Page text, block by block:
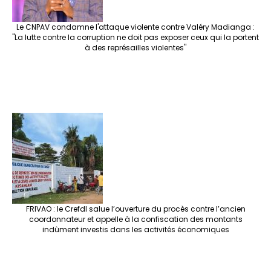
Le CNPAV condamne l'attaque violente contre Valéry Madianga :
"La lutte contre la corruption ne doit pas exposer ceux qui la portent
à des représailles violentes"
FRIVAO : le Crefdl salue l’ouverture du procès contre l’ancien
coordonnateur et appelle à la confiscation des montants
indûment investis dans les activités économiques